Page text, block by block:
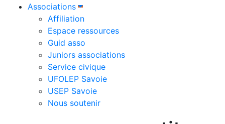
Associations
Affiliation
Espace ressources
Guid asso
Juniors associations
Service civique
UFOLEP Savoie
USEP Savoie
Nous soutenir